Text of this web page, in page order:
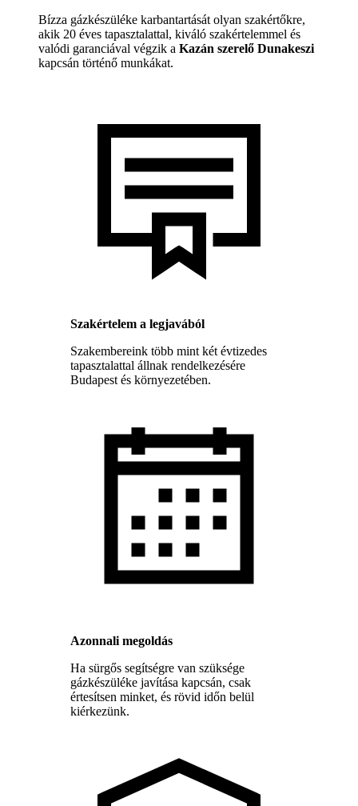
Bízza gázkészüléke karbantartását olyan szakértőkre,
akik 20 éves tapasztalattal, kiváló szakértelemmel és
valódi garanciával végzik a Kazán szerelő Dunakeszi
kapcsán történő munkákat.
Szakértelem a legjavából
Szakembereink több mint két évtizedes
tapasztalattal állnak rendelkezésére
Budapest és környezetében.
Azonnali megoldás
Ha sürgős segítségre van szüksége
gázkészüléke javítása kapcsán, csak
értesítsen minket, és rövid időn belül
kiérkezünk.